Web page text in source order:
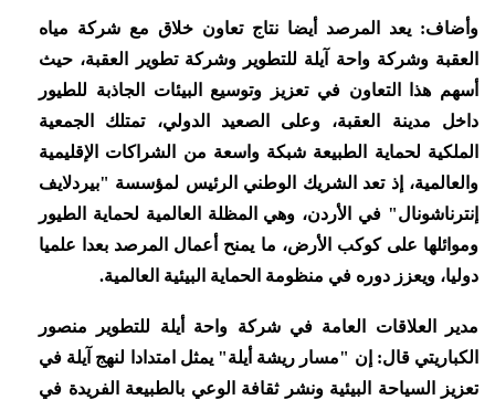
وأضاف: يعد المرصد أيضا نتاج تعاون خلاق مع شركة مياه
العقبة وشركة واحة آيلة للتطوير وشركة تطوير العقبة، حيث
أسهم هذا التعاون في تعزيز وتوسيع البيئات الجاذبة للطيور
داخل مدينة العقبة، وعلى الصعيد الدولي، تمتلك الجمعية
الملكية لحماية الطبيعة شبكة واسعة من الشراكات الإقليمية
والعالمية، إذ تعد الشريك الوطني الرئيس لمؤسسة "بيردلايف
إنترناشونال" في الأردن، وهي المظلة العالمية لحماية الطيور
وموائلها على كوكب الأرض، ما يمنح أعمال المرصد بعدا علميا
دوليا، ويعزز دوره في منظومة الحماية البيئية العالمية.
مدير العلاقات العامة في شركة واحة أيلة للتطوير منصور
الكباريتي قال: إن "مسار ريشة أيلة" يمثل امتدادا لنهج آيلة في
تعزيز السياحة البيئية ونشر ثقافة الوعي بالطبيعة الفريدة في